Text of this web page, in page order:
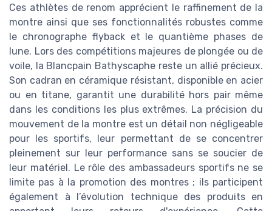
Ces athlètes de renom apprécient le raffinement de la
montre ainsi que ses fonctionnalités robustes comme
le chronographe flyback et le quantième phases de
lune. Lors des compétitions majeures de plongée ou de
voile, la Blancpain Bathyscaphe reste un allié précieux.
Son cadran en céramique résistant, disponible en acier
ou en titane, garantit une durabilité hors pair même
dans les conditions les plus extrêmes. La précision du
mouvement de la montre est un détail non négligeable
pour les sportifs, leur permettant de se concentrer
pleinement sur leur performance sans se soucier de
leur matériel. Le rôle des ambassadeurs sportifs ne se
limite pas à la promotion des montres ; ils participent
également à l’évolution technique des produits en